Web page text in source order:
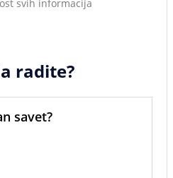
svih informacija
radite?
savet?